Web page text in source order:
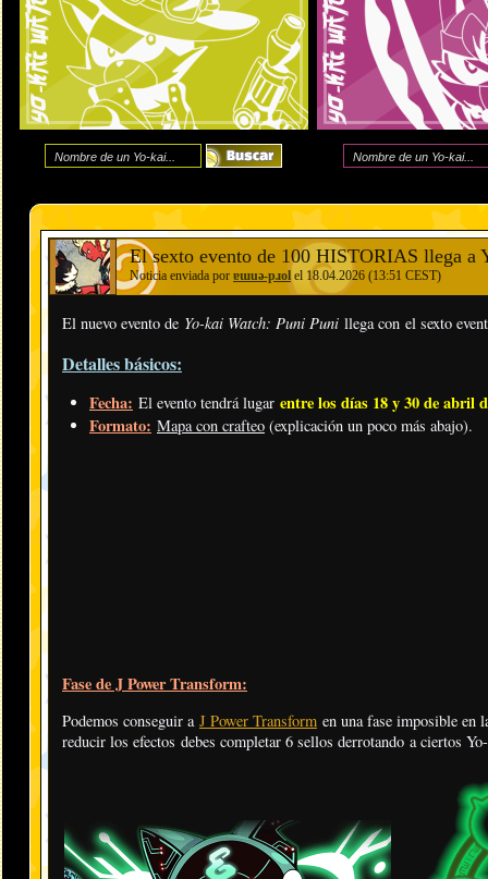
El sexto evento de 100 HISTORIAS llega a
Noticia enviada por ɐɯuǝ-pɹol el 18.04.2026 (13:51 CEST)
El nuevo evento de Yo-kai Watch: Puni Puni llega con el sexto
Detalles básicos:
Fecha: El evento tendrá lugar entre los días 18 y 30 de abril
Formato: Mapa con crafteo (explicación un poco más abajo).
Fase de J Power Transform:
Podemos conseguir a J Power Transform en una fase imposible en
reducir los efectos debes completar 6 sellos derrotando a ciertos